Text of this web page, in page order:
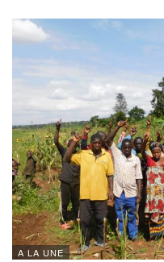
A LA UNE